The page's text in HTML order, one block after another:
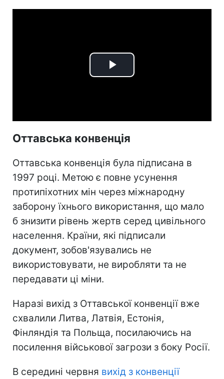
Play
Оттавська конвенція
Оттавська конвенція була підписана в
1997 році. Метою є повне усунення
протипіхотних мін через міжнародну
заборону їхнього використання, що мало
б знизити рівень жертв серед цивільного
населення. Країни, які підписали
документ, зобов'язувались не
використовувати, не виробляти та не
передавати ці міни.
Наразі вихід з Оттавської конвенції вже
схвалили Литва, Латвія, Естонія,
Фінляндія та Польща, посилаючись на
посилення військової загрози з боку Росії.
В середині червня вихід з конвенції